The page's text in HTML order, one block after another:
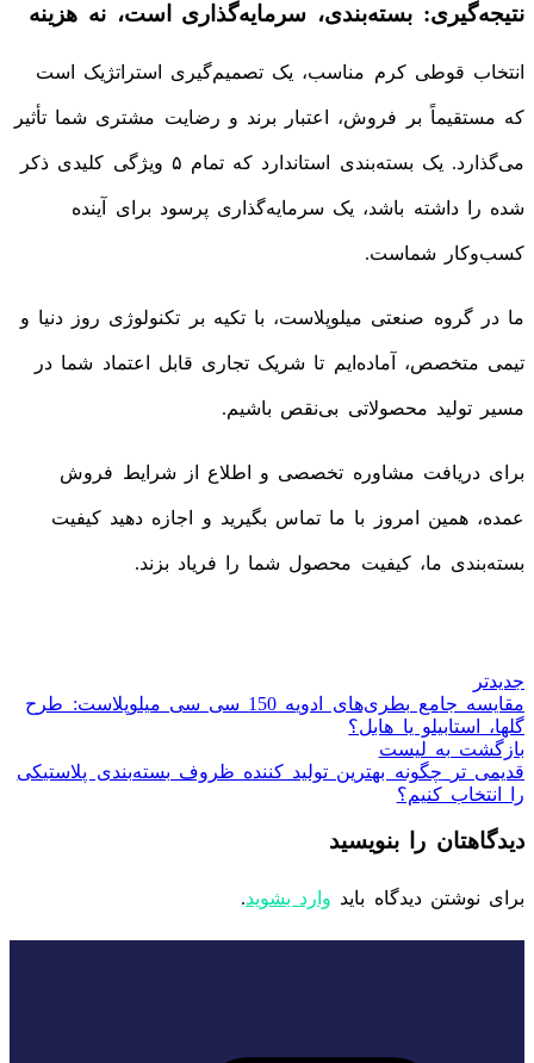
نتیجه‌گیری: بسته‌بندی، سرمایه‌گذاری است، نه هزینه
انتخاب قوطی کرم مناسب، یک تصمیم‌گیری استراتژیک است
که مستقیماً بر فروش، اعتبار برند و رضایت مشتری شما تأثیر
می‌گذارد. یک بسته‌بندی استاندارد که تمام ۵ ویژگی کلیدی ذکر
شده را داشته باشد، یک سرمایه‌گذاری پرسود برای آینده
کسب‌وکار شماست.
ما در گروه صنعتی میلوپلاست، با تکیه بر تکنولوژی روز دنیا و
تیمی متخصص، آماده‌ایم تا شریک تجاری قابل اعتماد شما در
مسیر تولید محصولاتی بی‌نقص باشیم.
برای دریافت مشاوره تخصصی و اطلاع از شرایط فروش
عمده، همین امروز با ما تماس بگیرید و اجازه دهید کیفیت
بسته‌بندی ما، کیفیت محصول شما را فریاد بزند.
جدیدتر
مقایسه جامع بطری‌های ادویه 150 سی سی میلوپلاست: طرح
گلها، استابیلو یا هابل؟
بازگشت به لیست
قدیمی تر
چگونه بهترین تولید کننده ظروف بسته‌بندی پلاستیکی
را انتخاب کنیم؟
دیدگاهتان را بنویسید
برای نوشتن دیدگاه باید وارد بشوید.